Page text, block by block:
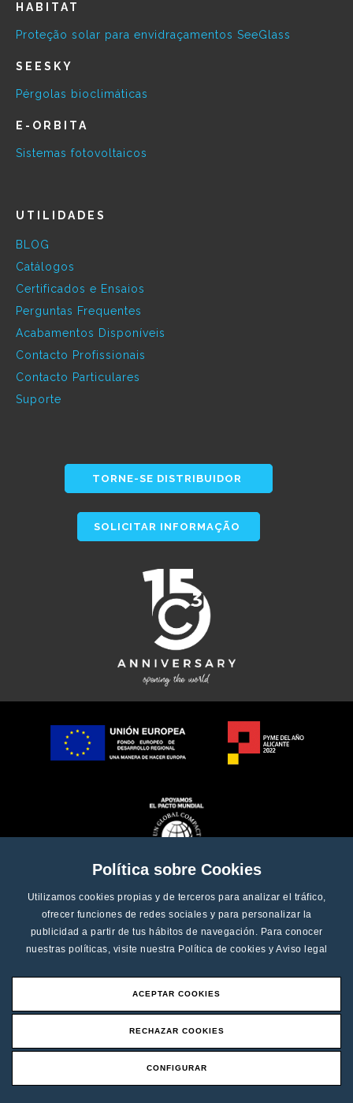
Política sobre Cookies
Utilizamos cookies propias y de terceros para analizar el tráfico,
ofrecer funciones de redes sociales y para personalizar la
publicidad a partir de tus hábitos de navegación. Para conocer
nuestras políticas, visite nuestra Política de cookies y Aviso legal
ACEPTAR COOKIES
RECHAZAR COOKIES
CONFIGURAR
HABITAT
Proteção solar para envidraçamentos SeeGlass
SEESKY
Pérgolas bioclimáticas
E-ORBITA
Sistemas fotovoltaicos
UTILIDADES
BLOG
Catálogos
Certificados e Ensaios
Perguntas Frequentes
Acabamentos Disponíveis
Contacto Profissionais
Contacto Particulares
Suporte
TORNE-SE DISTRIBUIDOR
SOLICITAR INFORMAÇÃO
Copyright © 2025 - C3 Systems, SL - Todos os direitos reservados
Desenvolvimento Web LoboCom
Política de cookies
Aviso legal e condições gerais de uso